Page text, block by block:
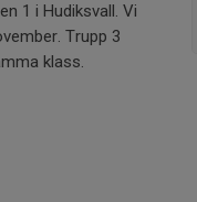
1 i Hudiksvall. Vi
Trupp 3
klass.